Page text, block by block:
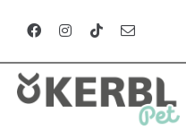
Inhalt
springen